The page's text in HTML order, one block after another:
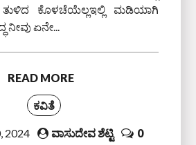
ತುಳಿದ ಕೊಳಚೆಯೆಲ್ಲಇಲ್ಲಿ ಮಡಿಯಾಗಿ
ನೀವು ಏನೇ...
READ MORE
ಕವಿತೆ
2024 ವಾಸುದೇವ ಶೆಟ್ಟಿ 0